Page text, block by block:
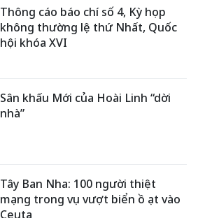
Thông cáo báo chí số 4, Kỳ họp
không thường lệ thứ Nhất, Quốc
hội khóa XVI
Sân khấu Mới của Hoài Linh “dời
nhà”
Tây Ban Nha: 100 người thiệt
mạng trong vụ vượt biển ồ ạt vào
Ceuta